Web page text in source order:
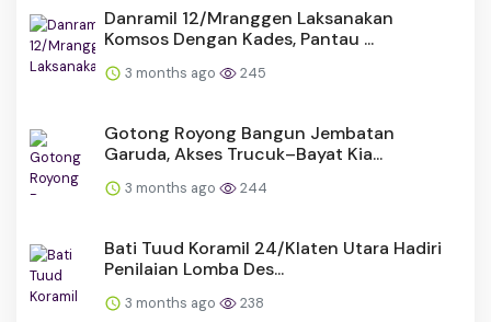
Danramil 12/Mranggen Laksanakan
Komsos Dengan Kades, Pantau ...
3 months ago 245
Gotong Royong Bangun Jembatan
Garuda, Akses Trucuk–Bayat Kia...
3 months ago 244
Bati Tuud Koramil 24/Klaten Utara Hadiri
Penilaian Lomba Des...
3 months ago 238